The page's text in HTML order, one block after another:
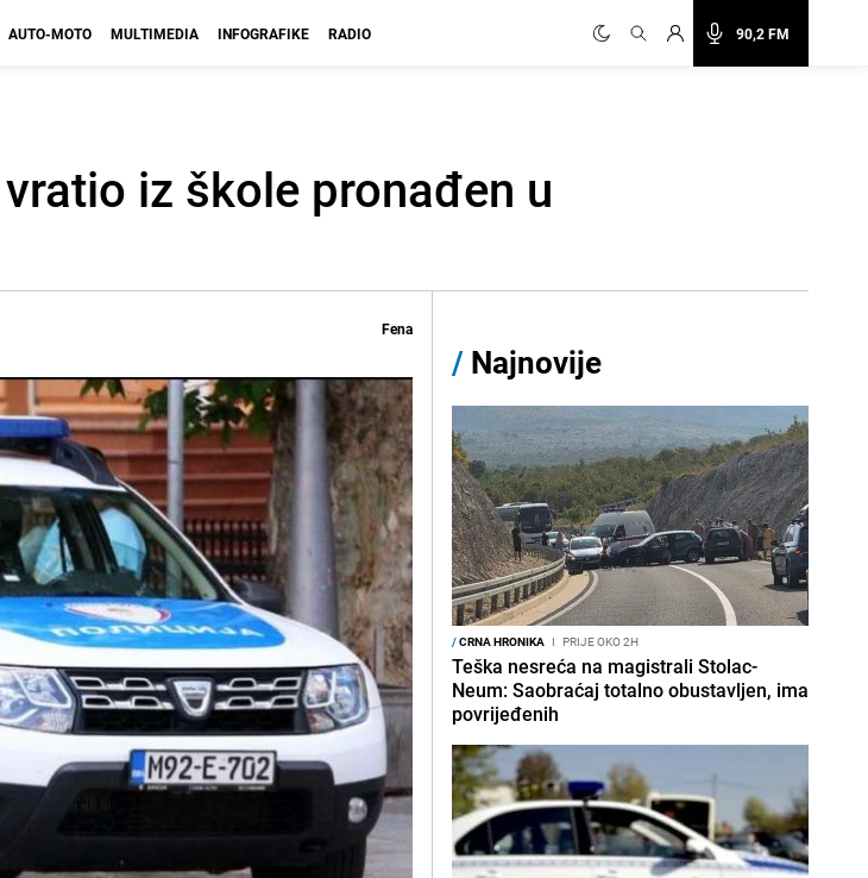
90,2 FM
AUTO-MOTO MULTIMEDIA INFOGRAFIKE RADIO
iz škole pronađen u
Fena
/ Najnovije
/CRNA HRONIKA I PRIJE OKO 2H
Teška nesreća na magistrali Stolac-
Neum: Saobraćaj totalno obustavljen, ima
povrijeđenih